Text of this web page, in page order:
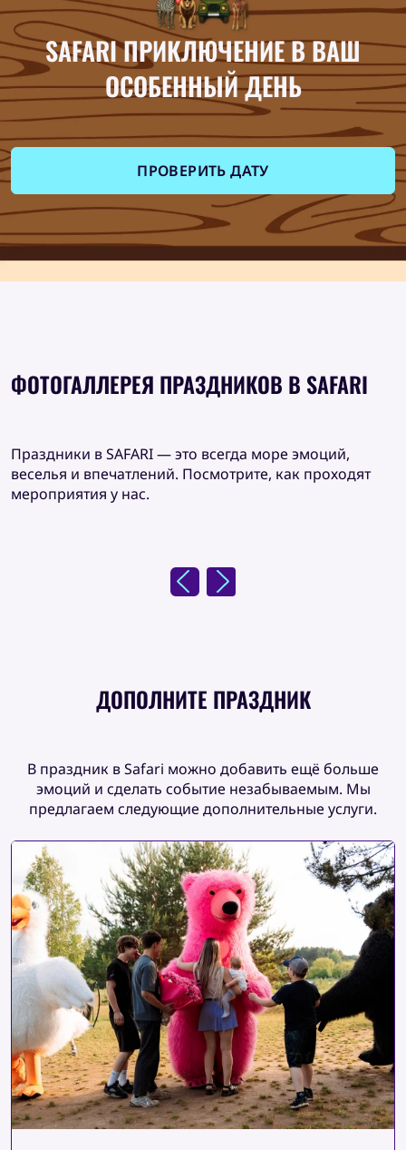
SAFARI ПРИКЛЮЧЕНИЕ В ВАШ
ОСОБЕННЫЙ ДЕНЬ
ПРОВЕРИТЬ ДАТУ
ФОТОГАЛЛЕРЕЯ ПРАЗДНИКОВ В SAFARI
Праздники в SAFARI — это всегда море эмоций,
веселья и впечатлений. Посмотрите, как проходят
мероприятия у нас.
ДОПОЛНИТЕ ПРАЗДНИК
В праздник в Safari можно добавить ещё больше
эмоций и сделать событие незабываемым. Мы
предлагаем следующие дополнительные услуги.